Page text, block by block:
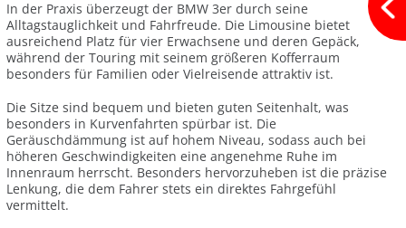
In der Praxis überzeugt der BMW 3er durch seine
Alltagstauglichkeit und Fahrfreude. Die Limousine bietet
ausreichend Platz für vier Erwachsene und deren Gepäck,
während der Touring mit seinem größeren Kofferraum
besonders für Familien oder Vielreisende attraktiv ist.
Die Sitze sind bequem und bieten guten Seitenhalt, was
besonders in Kurvenfahrten spürbar ist. Die
Geräuschdämmung ist auf hohem Niveau, sodass auch bei
höheren Geschwindigkeiten eine angenehme Ruhe im
Innenraum herrscht. Besonders hervorzuheben ist die präzise
Lenkung, die dem Fahrer stets ein direktes Fahrgefühl
vermittelt.